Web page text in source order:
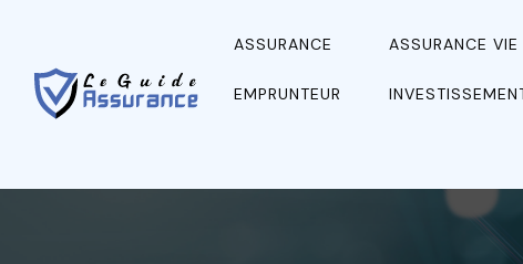
ASSURANCE
EMPRUNTEUR
ASSURANCE